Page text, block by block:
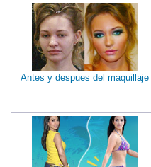
Antes y despues del maquillaje